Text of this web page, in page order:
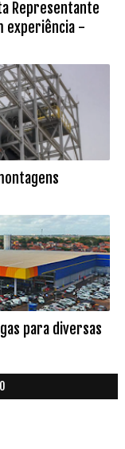
Representante
experiência -
para diversas